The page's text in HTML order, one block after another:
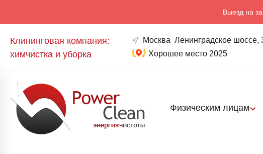
Выезд на
Клининговая компания:
химчистка и уборка
Москва Ленинградское шоссе,
Хорошее место 2025
Физическим лицам